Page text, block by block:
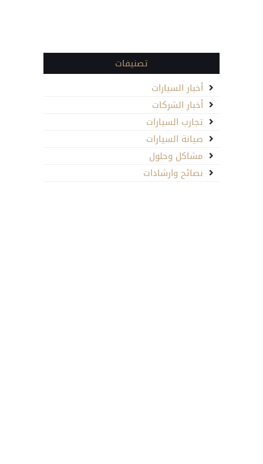
تصنيفات
أخبار السيارات
أخبار الشركات
تجارب السيارات
صيانة السيارات
مشاكل وحلول
نصائح وارشادات